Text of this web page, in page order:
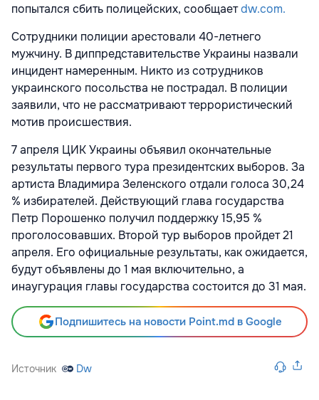
попытался сбить полицейских, сообщаетdw.com.
Сотрудники полиции арестовали 40-летнего
мужчину. В диппредставительстве Украины назвали
инцидент намеренным. Никто из сотрудников
украинского посольства не пострадал. В полиции
заявили, что не рассматривают террористический
мотив происшествия.
7 апреля ЦИК Украины объявил окончательные
результаты первого тура президентских выборов. За
артиста Владимира Зеленского отдали голоса 30,24
% избирателей. Действующий глава государства
Петр Порошенко получил поддержку 15,95 %
проголосовавших. Второй тур выборов пройдет 21
апреля. Его официальные результаты, как ожидается,
будут объявлены до 1 мая включительно, а
инаугурация главы государства состоится до 31 мая.
Подпишитесь на новости Point.md в Google
Источник Dw